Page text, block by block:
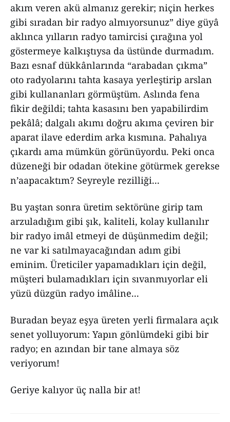
akım veren akü almanız gerekir; niçin herkes
gibi sıradan bir radyo almıyorsunuz” diye güyâ
aklınca yılların radyo tamircisi çırağına yol
göstermeye kalkıştıysa da üstünde durmadım.
Bazı esnaf dükkânlarında “arabadan çıkma”
oto radyolarını tahta kasaya yerleştirip arslan
gibi kullananları görmüştüm. Aslında fena
fikir değildi; tahta kasasını ben yapabilirdim
pekâlâ; dalgalı akımı doğru akıma çeviren bir
aparat ilave ederdim arka kısmına. Pahalıya
çıkardı ama mümkün görünüyordu. Peki onca
düzeneği bir odadan ötekine götürmek gerekse
n’aapacaktım? Seyreyle rezilliği...
Bu yaştan sonra üretim sektörüne girip tam
arzuladığım gibi şık, kaliteli, kolay kullanılır
bir radyo imâl etmeyi de düşünmedim değil;
ne var ki satılmayacağından adım gibi
eminim. Üreticiler yapamadıkları için değil,
müşteri bulamadıkları için sıvanmıyorlar eli
yüzü düzgün radyo imâline...
Buradan beyaz eşya üreten yerli firmalara açık
senet yolluyorum: Yapın gönlümdeki gibi bir
radyo; en azından bir tane almaya söz
veriyorum!
Geriye kalıyor üç nalla bir at!